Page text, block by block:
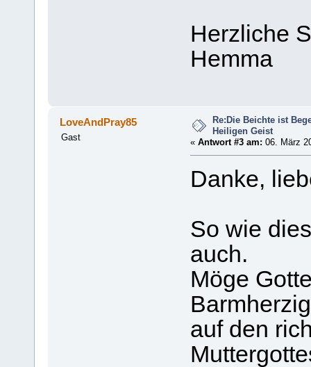
Herzliche
Hemma
LoveAndPray85
Gast
Re:Die Beichte ist
Heiligen Geist
« Antwort #3 am: 06. März
Danke,
So wie
auch.
Möge
auf den